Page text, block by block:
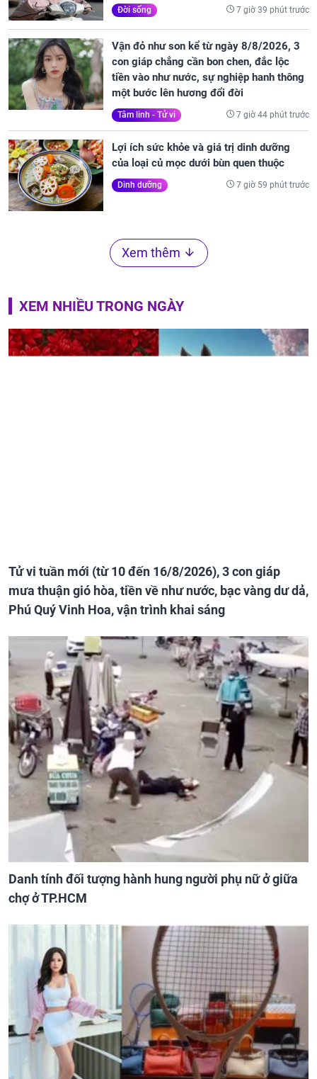
Đời sống 7 giờ 39 phút trước
Vận đỏ như son kể từ ngày 8/8/2026, 3
con giáp chẳng cần bon chen, đắc lộc
tiền vào như nước, sự nghiệp hanh thông
một bước lên hương đổi đời
Tâm linh - Tử vi 7 giờ 44 phút trước
Lợi ích sức khỏe và giá trị dinh dưỡng
của loại củ mọc dưới bùn quen thuộc
Dinh dưỡng 7 giờ 59 phút trước
Xem thêm
XEM NHIỀU TRONG NGÀY
Tử vi tuần mới (từ 10 đến 16/8/2026), 3 con giáp
mưa thuận gió hòa, tiền về như nước, bạc vàng dư dả,
Phú Quý Vinh Hoa, vận trình khai sáng
Danh tính đối tượng hành hung người phụ nữ ở giữa
chợ ở TP.HCM